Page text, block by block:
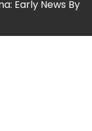
Early News By